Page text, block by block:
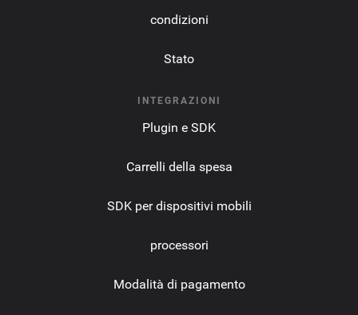
condizioni
Stato
INTEGRAZIONI
Plugin e SDK
Carrelli della spesa
SDK per dispositivi mobili
processori
Modalità di pagamento